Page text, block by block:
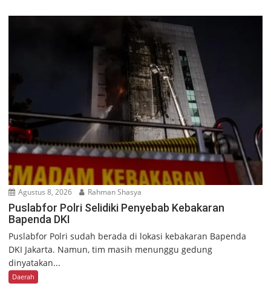
Agustus 8, 2026 Rahman Shasya
Puslabfor Polri Selidiki Penyebab Kebakaran
Bapenda DKI
Puslabfor Polri sudah berada di lokasi kebakaran Bapenda
DKI Jakarta. Namun, tim masih menunggu gedung
dinyatakan...
Daerah